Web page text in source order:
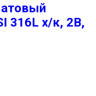
316L х/к, 2B,